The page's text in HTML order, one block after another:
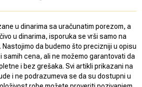
u dinarima sa uračunatim porezom, a
u dinarima, isporuka se vrši samo na
Nastojimo da budemo što precizniji u opisu
samih cena, ali ne možemo garantovati da
i bez grešaka. Svi artikli prikazani na
i ne podrazumeva se da su dostupni u